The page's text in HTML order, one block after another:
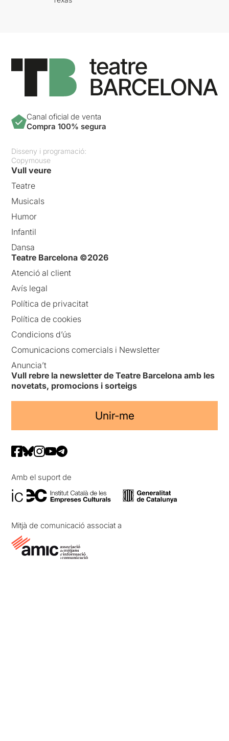
Canal oficial de venta
Compra 100% segura
Disseny i programació:
Copymouse
Vull veure
Teatre
Musicals
Humor
Infantil
Dansa
Teatre Barcelona ©2026
Atenció al client
Avís legal
Política de privacitat
Política de cookies
Condicions d’ús
Comunicacions comercials i Newsletter
Anuncia’t
Vull rebre la newsletter de Teatre Barcelona amb les
novetats, promocions i sorteigs
Unir-me
Amb el suport de
Mitjà de comunicació associat a